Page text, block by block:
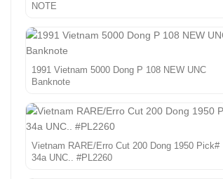
NOTE
1991 Vietnam 5000 Dong P 108 NEW UNC
Banknote
Vietnam RARE/Erro Cut 200 Dong 1950 Pick#
34a UNC.. #PL2260